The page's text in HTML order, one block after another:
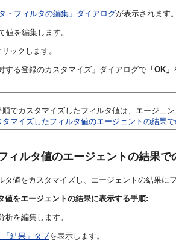
・フィルタの編集」ダイアログが表示されます
値を編集します。
ックします。
する登録のカスタマイズ」ダイアログで 「OK」
順でカスタマイズしたフィルタ値は、エージェ
タマイズしたフィルタ値のエージェントの結果
ィルタ値のエージェントの結果で
タ値をカスタマイズし、エージェントの結果
値をエージェントの結果に表示する手順:
析を編集します。
「結果」タブを表示します。